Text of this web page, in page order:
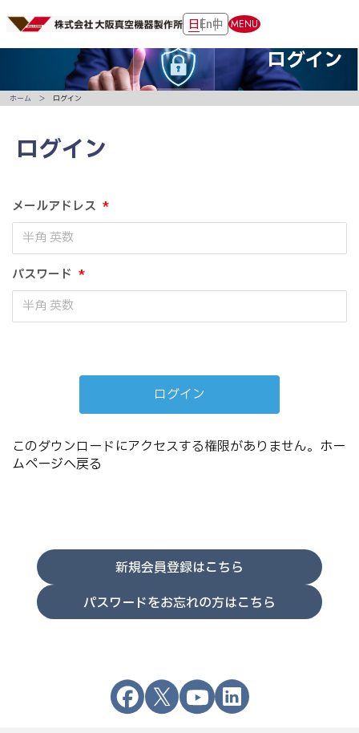
日En中 MENU
ログイン
ログイン
メールアドレス *
パスワード *
このダウンロードにアクセスする権限がありません。 ホー
ムページへ戻る
新規会員登録はこちら
パスワードをお忘れの方はこちら
ホーム ログイン